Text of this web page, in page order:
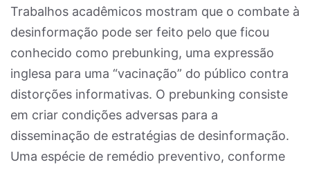
Trabalhos acadêmicos mostram que o combate à
desinformação pode ser feito pelo que ficou
conhecido como prebunking, uma expressão
inglesa para uma “vacinação” do público contra
distorções informativas. O prebunking consiste
em criar condições adversas para a
disseminação de estratégias de desinformação.
Uma espécie de remédio preventivo, conforme